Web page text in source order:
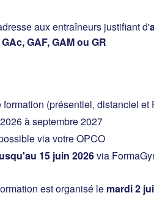
aux entraîneurs justifiant d'
GAc, GAF, GAM ou GR
formation (présentiel, distanciel et
à septembre 2027
via votre OPCO
15 juin 2026via
est organisé le mardi 2